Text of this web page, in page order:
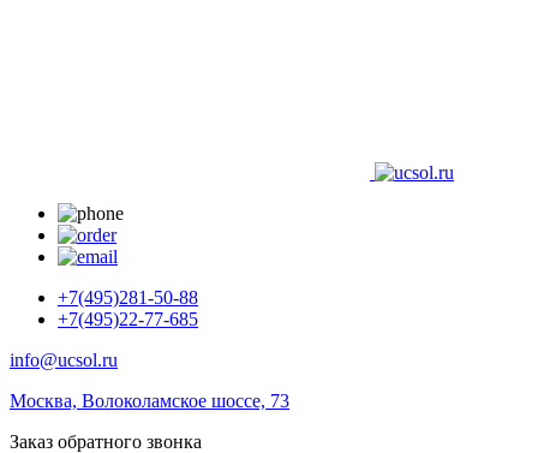
+7(495)281-50-88
+7(495)22-77-685
info@ucsol.ru
Москва, Волоколамское шоссе, 73
Заказ обратного звонка